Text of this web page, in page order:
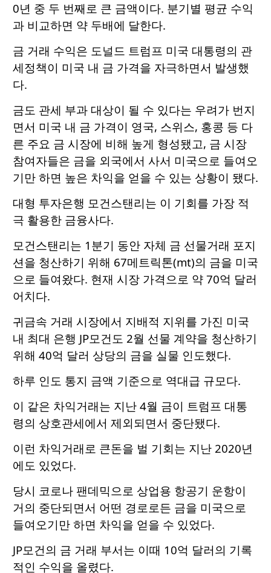
0년 중 두 번째로 큰 금액이다. 분기별 평균 수익
과 비교하면 약 두배에 달한다.
금 거래 수익은 도널드 트럼프 미국 대통령의 관
세정책이 미국 내 금 가격을 자극하면서 발생했
다.
금도 관세 부과 대상이 될 수 있다는 우려가 번지
면서 미국 내 금 가격이 영국, 스위스, 홍콩 등 다
른 주요 금 시장에 비해 높게 형성됐고, 금 시장
참여자들은 금을 외국에서 사서 미국으로 들여오
기만 하면 높은 차익을 얻을 수 있는 상황이 됐다.
대형 투자은행 모건스탠리는 이 기회를 가장 적
극 활용한 금융사다.
모건스탠리는 1분기 동안 자체 금 선물거래 포지
션을 청산하기 위해 67메트릭톤(mt)의 금을 미국
으로 들여왔다. 현재 시장 가격으로 약 70억 달러
어치다.
귀금속 거래 시장에서 지배적 지위를 가진 미국
내 최대 은행 JP모건도 2월 선물 계약을 청산하기
위해 40억 달러 상당의 금을 실물 인도했다.
하루 인도 통지 금액 기준으로 역대급 규모다.
이 같은 차익거래는 지난 4월 금이 트럼프 대통
령의 상호관세에서 제외되면서 중단됐다.
이런 차익거래로 큰돈을 벌 기회는 지난 2020년
에도 있었다.
당시 코로나 팬데믹으로 상업용 항공기 운항이
거의 중단되면서 어떤 경로로든 금을 미국으로
들여오기만 하면 차익을 얻을 수 있었다.
JP모건의 금 거래 부서는 이때 10억 달러의 기록
적인 수익을 올렸다.